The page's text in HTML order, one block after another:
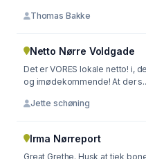
Thomas Bakke
Netto Nørre Voldgade
Det er VORES lokale netto! i,
og imødekommende! At der
Jette schøning
Irma Nørreport
Great Grethe. Husk at tjek bonen inden du